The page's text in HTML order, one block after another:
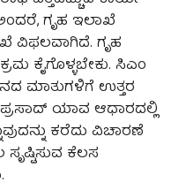
ಗೃಹ ಇಲಾಖೆ
ವಿಫಲವಾಗಿದೆ. ಗೃಹ
ಕೈಗೊಳ್ಳಬೇಕು. ಸಿಎಂ
ಮಾತುಗಳಿಗೆ ಉತ್ತರ
ಯಾವ ಆಧಾರದಲ್ಲಿ
ಕರೆದು ವಿಚಾರಣೆ
ಸೃಷ್ಟಿಸುವ ಕೆಲಸ